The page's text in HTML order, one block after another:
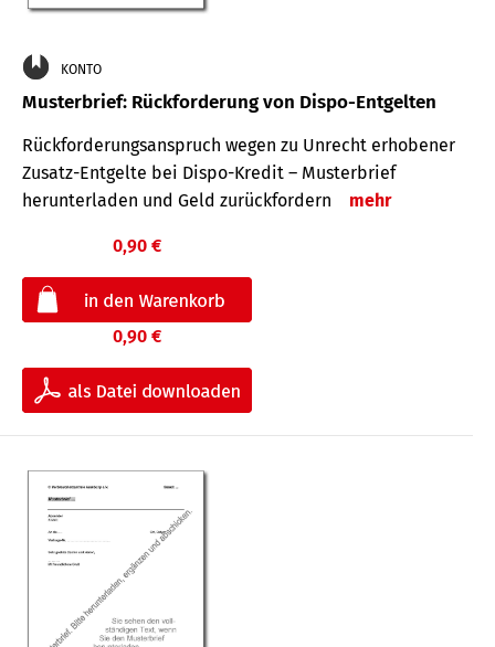
KONTO
Musterbrief: Rückforderung von Dispo-Entgelten
Rückforderungsanspruch wegen zu Unrecht erhobener
Zusatz-Entgelte bei Dispo-Kredit – Musterbrief
herunterladen und Geld zurückfordern
mehr
0,90 €
0,90 €